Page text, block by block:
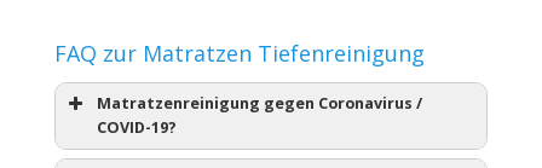
FAQ zur Matratzen Tiefenreinigung
Matratzenreinigung gegen Coronavirus /
COVID-19?